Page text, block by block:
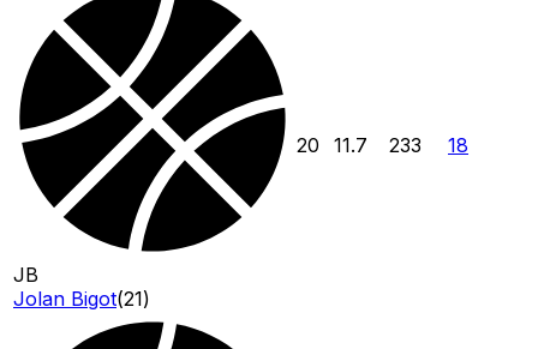
JB
Jolan Bigot(21)
20 11.7 233 18